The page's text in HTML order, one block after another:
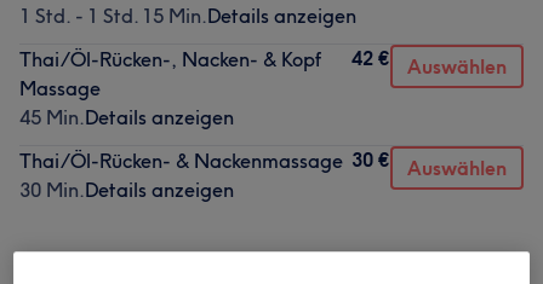
1 Std. - 1 Std. 15 Min.Details anzeigen
Thai/Öl-Rücken-, Nacken- & Kopf
Massage
45 Min.Details anzeigen
42 € Auswählen
Thai/Öl-Rücken- & Nackenmassage
30 Min.Details anzeigen
30 € Auswählen